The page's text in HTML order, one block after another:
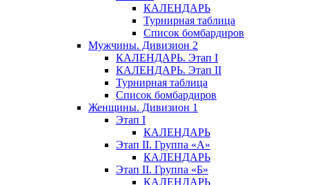
КАЛЕНДАРЬ
Турнирная таблица
Список бомбардиров
Мужчины. Дивизион 2
КАЛЕНДАРЬ. Этап I
КАЛЕНДАРЬ. Этап II
Турнирная таблица
Список бомбардиров
Женщины. Дивизион 1
Этап I
КАЛЕНДАРЬ
Этап II. Группа «А»
КАЛЕНДАРЬ
Этап II. Группа «Б»
КАЛЕНДАРЬ